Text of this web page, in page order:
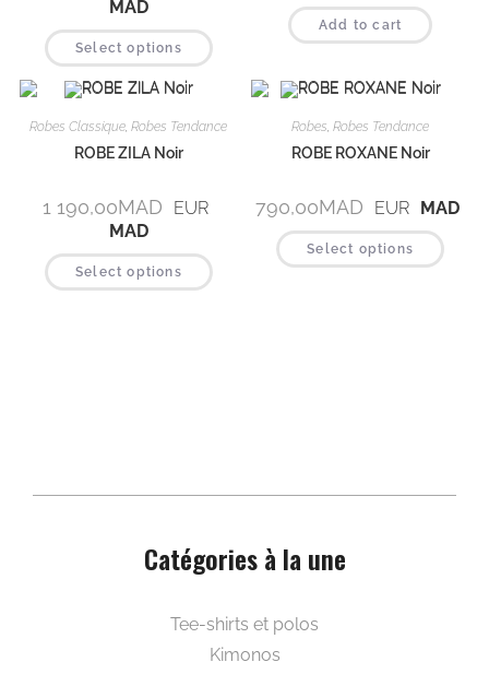
MAD
Select options
Add to cart
Robes Classique ,Robes Tendance
ROBE ZILA Noir
1 190,00MAD
EUR
MAD
Select options
Robes ,Robes Tendance
ROBE ROXANE Noir
790,00MAD EUR MAD
Select options
Catégories à la une
Tee-shirts et polos
Kimonos